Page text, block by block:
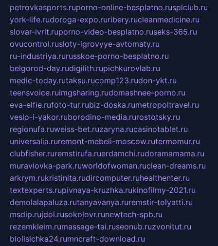
petrovkasports.ruporno-online-besplatno.rusplclub.ru
york-life.rudoroga-expo.ruribery.rucleanmedicine.ru
slovar-ivrit.ruporno-video-besplatno.ruseks-365.ru
ovucontrol.rusloty-igrovyye-avtomaty.ru
ru-industriya.rurusskoe-porno-besplatno.ru
belgorod-day.rudigilith.rupichkurovlab.ru
medic-today.rutaksu.rucomp123.rudon-ykt.ru
teensvoice.ruimgsharing.rudomashnee-porno.ru
eva-elfie.rufoto-tur.rubiz-doska.rumetropoltravel.ru
veslo-i-yakor.ruborodino-media.rurostotsky.ru
regionufa.ruweiss-bet.ruzaryna.rucasinotablet.ru
universalia.ruremont-mebeli-moscow.rutermomur.ru
clubfisher.ruremstirufa.ruerdamchi.rudoramamama.ru
muraviovka-park.ruworldofwoman.ruclean-dreams.ru
arkrym.rukristinita.rudircomputer.ruhealthenter.ru
textexperts.rupivnaya-kruzhka.rukinofilmy-2021.ru
demolalapaluza.rutanyavanya.ruremstir-tolyatti.ru
msdip.rujdol.rusokolovr.runewtech-spb.ru
rezemkleim.rumassage-tai.ruseonub.ruzvonitut.ru
biolisichka24.rumncraft-download.ru